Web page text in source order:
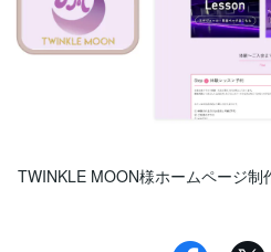
TWINKLE MOON様ホームページ制